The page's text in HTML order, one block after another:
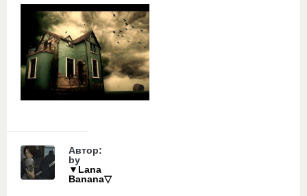
Автор:
by
▼Lana
Banana▽